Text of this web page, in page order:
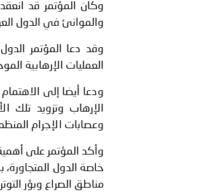
وكان المؤتمر قد
والموانئ في الدول
وقد دعا المؤتمر
العمليات الإرهابية
ودعا أيضا إلى
الإرهاب وتزويد تلك
وعصابات الإجرام
وأكد المؤتمر على
خاصة الدول
مناطق الصراع وبؤر